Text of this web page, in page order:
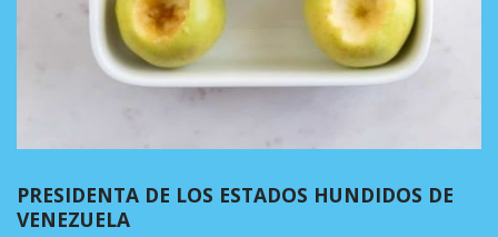
PRESIDENTA DE LOS ESTADOS HUNDIDOS DE
VENEZUELA